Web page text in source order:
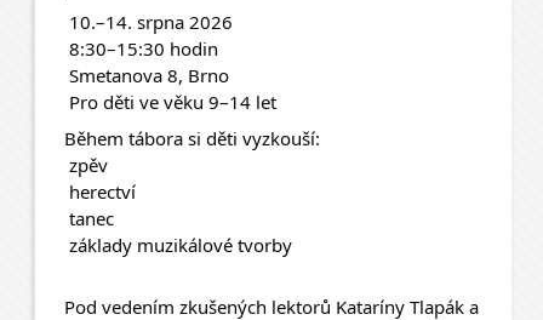
10.–14. srpna 2026
8:30–15:30 hodin
Smetanova 8, Brno
Pro děti ve věku 9–14 let
Během tábora si děti vyzkouší:
zpěv
herectví
tanec
základy muzikálové tvorby
Pod vedením zkušených lektorů Kataríny Tlapák a